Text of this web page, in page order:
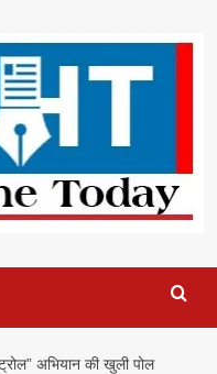
अभियान की खुली पोल